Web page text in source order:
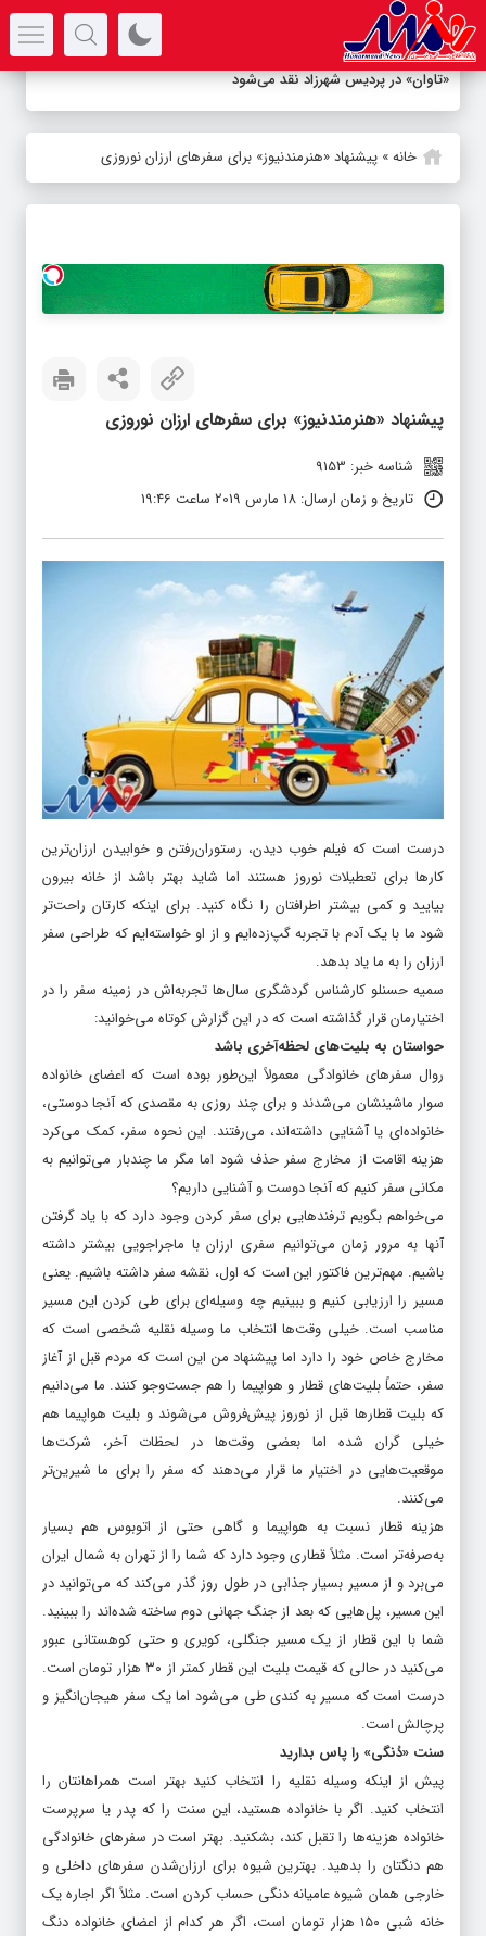
«تاوان» در پردیس شهرزاد نقد می‌شود
خانه» پیشنهاد «هنرمندنیوز» برای سفرهای ارزان نوروزی
پیشنهاد «هنرمندنیوز» برای سفرهای ارزان نوروزی
شناسه خبر: 9153
تاریخ و زمان ارسال: 18 مارس 2019 ساعت 19:46
درست است که فیلم خوب دیدن، رستوران‌رفتن و خوابیدن ارزان‌ترین
کارها برای تعطیلات نوروز هستند اما شاید بهتر باشد از خانه بیرون
بیایید و کمی بیشتر اطرافتان را نگاه کنید. برای اینکه کارتان راحت‌تر
شود ما با یک آدم با تجربه گپ‌زده‌ایم و از او خواسته‌ایم که طراحی سفر
ارزان را به ما یاد بدهد.
سمیه حسنلو کارشناس گردشگری سال‌ها تجربه‌اش در زمینه سفر را در
اختیارمان قرار گذاشته است که در این گزارش کوتاه می‌خوانید:
حواستان به بلیت‌های لحظه‌آخری باشد
روال سفرهای خانوادگی معمولاً این‌طور بوده است که اعضای خانواده
سوار ماشینشان می‌شدند و برای چند روزی به مقصدی که آنجا دوستی،
خانواده‌ای یا آشنایی داشته‌اند، می‌رفتند. این نحوه سفر، کمک می‌کرد
هزینه اقامت از مخارج سفر حذف شود اما مگر ما چندبار می‌توانیم به
مکانی سفر کنیم که آنجا دوست و آشنایی داریم؟
می‌خواهم بگویم ترفندهایی برای سفر کردن وجود دارد که با یاد گرفتن
آنها به مرور زمان می‌توانیم سفری ارزان با ماجراجویی بیشتر داشته
باشیم. مهم‌ترین فاکتور این است که اول، نقشه سفر داشته باشیم. یعنی
مسیر را ارزیابی کنیم و ببینیم چه وسیله‌ای برای طی کردن این مسیر
مناسب است. خیلی وقت‌ها انتخاب ما وسیله نقلیه شخصی است که
مخارج خاص خود را دارد اما پیشنهاد من این است که مردم قبل از آغاز
سفر، حتماً بلیت‌های قطار و هواپیما را هم جست‌وجو کنند. ما می‌دانیم
که بلیت قطارها قبل از نوروز پیش‌فروش می‌شوند و بلیت هواپیما هم
خیلی گران شده اما بعضی وقت‌ها در لحظات آخر، شرکت‌ها
موقعیت‌هایی در اختیار ما قرار می‌دهند که سفر را برای ما شیرین‌تر
می‌کنند.
هزینه قطار نسبت به هواپیما و گاهی حتی از اتوبوس هم بسیار
به‌صرفه‌تر است. مثلاً قطاری وجود دارد که شما را از تهران به شمال ایران
می‌برد و از مسیر بسیار جذابی در طول روز گذر می‌کند که می‌توانید در
این مسیر، پل‌هایی که بعد از جنگ جهانی دوم ساخته شده‌اند را ببینید.
شما با این قطار از یک مسیر جنگلی، کویری و حتی کوهستانی عبور
می‌کنید در حالی که قیمت بلیت این قطار کمتر از ۳۰ هزار تومان است.
درست است که مسیر به کندی طی می‌شود اما یک سفر هیجان‌انگیز و
پرچالش است.
سنت «دُنگی» را پاس بدارید
پیش از اینکه وسیله نقلیه را انتخاب کنید بهتر است همراهانتان را
انتخاب کنید. اگر با خانواده هستید، این سنت را که پدر یا سرپرست
خانواده هزینه‌ها را تقبل کند، بشکنید. بهتر است در سفرهای خانوادگی
هم دنگتان را بدهید. بهترین شیوه برای ارزان‌شدن سفرهای داخلی و
خارجی همان شیوه عامیانه دنگی‌ حساب کردن است. مثلاً اگر اجاره‌ یک
خانه‌ شبی ۱۵۰ هزار تومان است، اگر هر کدام از اعضای خانواده دنگ